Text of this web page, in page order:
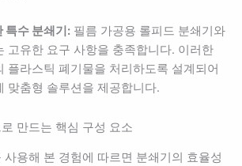
특수 분쇄기: 필름 가공용 롤피드 분쇄기와
고유한 요구 사항을 충족합니다. 이러한
플라스틱 폐기물을 처리하도록 설계되어
맞춤형 솔루션을 제공합니다.
만드는 핵심 구성 요소
사용해 본 경험에 따르면 분쇄기의 효율성